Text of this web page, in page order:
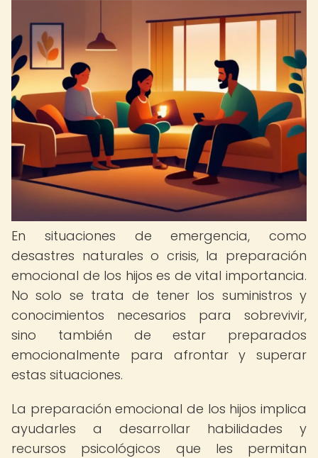
En situaciones de emergencia, como
desastres naturales o crisis, la preparación
emocional de los hijos es de vital importancia.
No solo se trata de tener los suministros y
conocimientos necesarios para sobrevivir,
sino también de estar preparados
emocionalmente para afrontar y superar
estas situaciones.
La preparación emocional de los hijos implica
ayudarles a desarrollar habilidades y
recursos psicológicos que les permitan